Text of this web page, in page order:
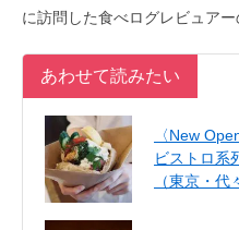
に訪問した食べログレビュアー
あわせて読みたい
〈New
ビストロ系
（東京・代